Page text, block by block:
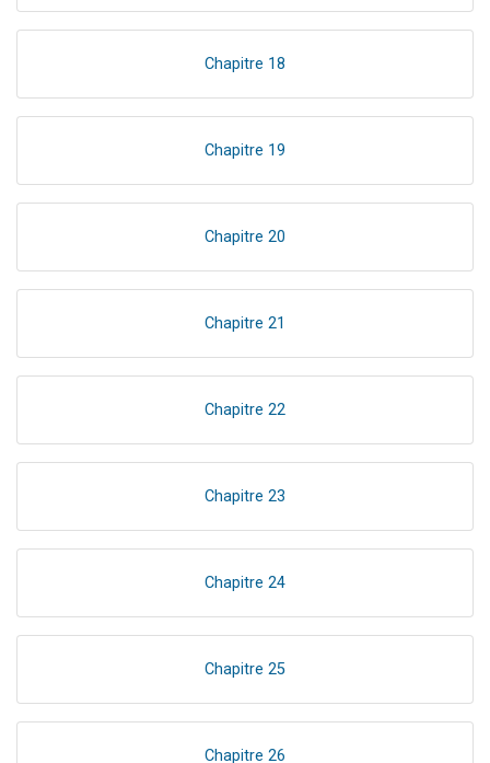
Chapitre 18
Chapitre 19
Chapitre 20
Chapitre 21
Chapitre 22
Chapitre 23
Chapitre 24
Chapitre 25
Chapitre 26